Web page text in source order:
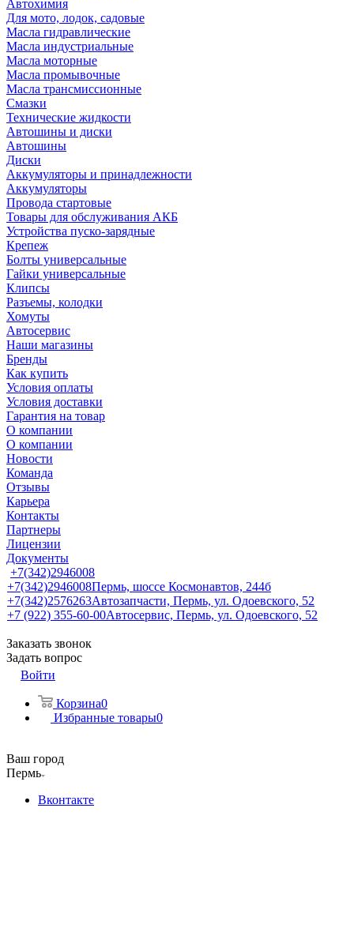
Автохимия
Для мото, лодок, садовые
Масла гидравлические
Масла индустриальные
Масла моторные
Масла промывочные
Масла трансмиссионные
Смазки
Технические жидкости
Автошины и диски
Автошины
Диски
Аккумуляторы и принадлежности
Аккумуляторы
Провода стартовые
Товары для обслуживания АКБ
Устройства пуско-зарядные
Крепеж
Болты универсальные
Гайки универсальные
Клипсы
Разъемы, колодки
Хомуты
Автосервис
Наши магазины
Бренды
Как купить
Условия оплаты
Условия доставки
Гарантия на товар
О компании
О компании
Новости
Команда
Отзывы
Карьера
Контакты
Партнеры
Лицензии
Документы
+7(342)2946008
+7(342)2946008Пермь, шоссе Космонавтов, 244б
+7(342)2576263Автозапчасти, Пермь, ул. Одоевского, 52
+7 (922) 355-60-00Автосервис, Пермь, ул. Одоевского, 52
Заказать звонок
Задать вопрос
Войти
Корзина0
Избранные товары0
Ваш город
Пермь
Вконтакте